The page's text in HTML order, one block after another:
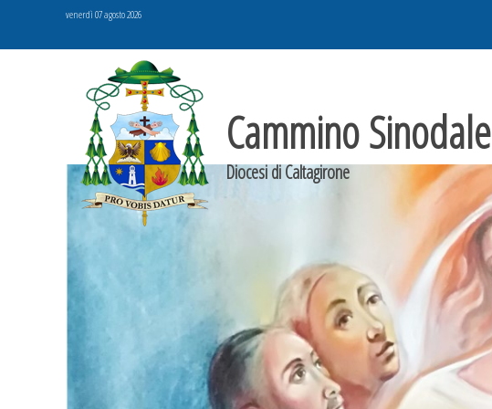
venerdì 07 agosto 2026
Cammino Sinodale
Diocesi di Caltagirone